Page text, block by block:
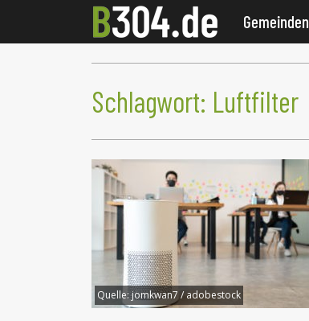
Gemeinden
Schlagwort: Luftfilter
Quelle:jomkwan7 / adobestock